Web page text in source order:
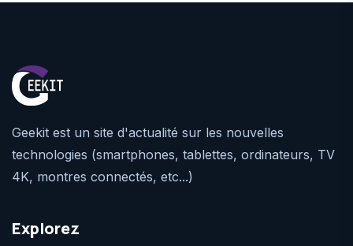
Geekit est un site d'actualité sur les nouvelles
technologies (smartphones, tablettes, ordinateurs, TV
4K, montres connectés, etc...)
Explorez